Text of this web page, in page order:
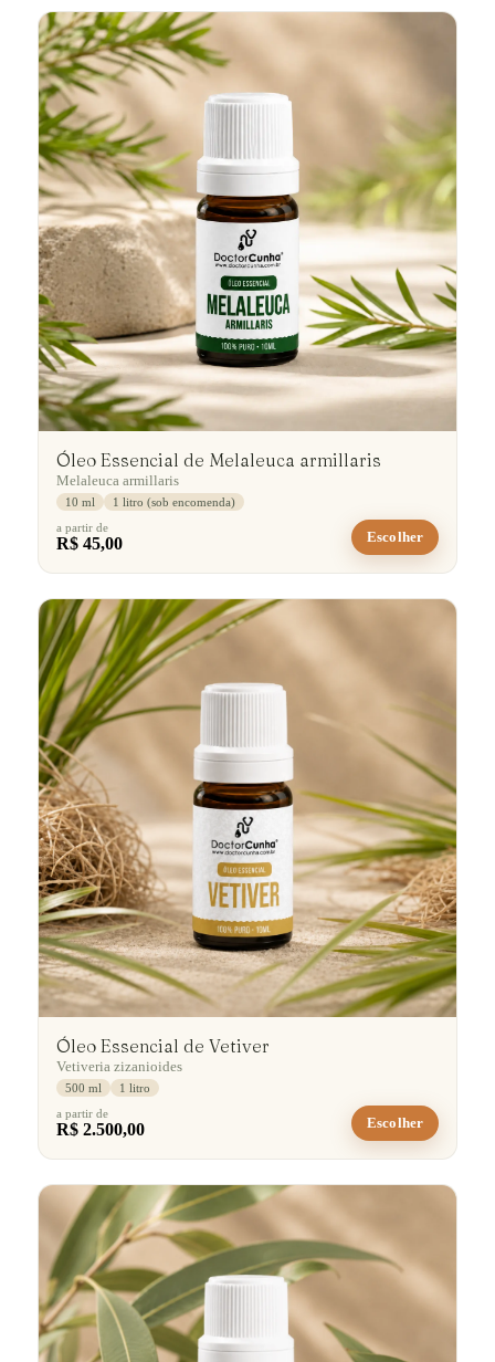
Óleo Essencial de Melaleuca armillaris
Melaleuca armillaris
10 ml
1 litro (sob encomenda)
a partir de
R$ 45,00 Escolher
Óleo Essencial de Vetiver
Vetiveria zizanioides
500 ml
1 litro
a partir de
R$ 2.500,00 Escolher